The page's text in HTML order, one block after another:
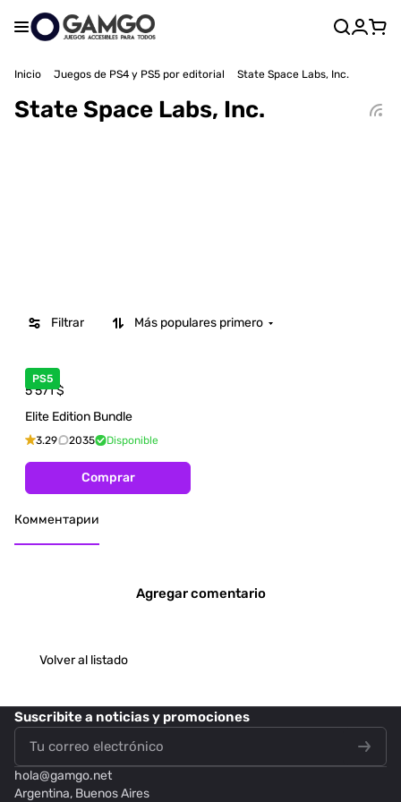
Inicio Juegos de PS4 y PS5 por editorial State Space Labs, Inc.
State Space Labs, Inc.
Filtrar Más populares primero
PS5
5 571$
Elite Edition Bundle
3.29 2035 Disponible
Comprar
Комментарии
Agregar comentario
Volver al listado
Suscribitea noticias y promociones
hola@gamgo.net
Argentina, Buenos Aires